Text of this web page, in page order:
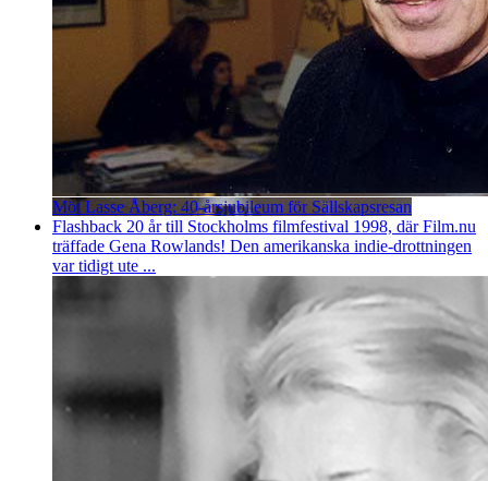
Möt Lasse Åberg: 40-årsjubileum för Sällskapsresan
Flashback 20 år till Stockholms filmfestival 1998, där Film.nu
träffade Gena Rowlands! Den amerikanska indie-drottningen
var tidigt ute ...